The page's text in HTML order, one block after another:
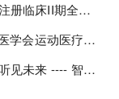
士泽生物通用型细胞新药治疗帕金森病注册临床II期全部入组完成！
DePuy Synthes将携全产品线亮相中华医学会运动医疗分会大会，加码布局中国运动医学创新赛道！
【人工耳蜗技术解读】不止听见，更要听见未来 ---- 智能耳蜗，开启人工耳蜗技术新纪元！